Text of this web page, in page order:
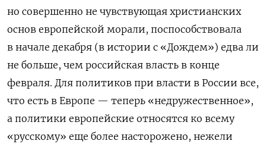
но совершенно не чувствующая христианских
основ европейской морали, поспособствовала
в начале декабря (в истории с «Дождем») едва ли
не больше, чем российская власть в конце
февраля. Для политиков при власти в России все,
что есть в Европе — теперь «недружественное»,
а политики европейские относятся ко всему
«русскому» еще более насторожено, нежели